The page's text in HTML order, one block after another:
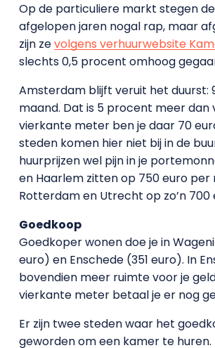
Op de particuliere markt stegen
afgelopen jaren nogal rap, maar
zijn zevolgens verhuurwebsite
slechts 0,5 procent omhoog
Amsterdam blijft veruit het duurst:
maand. Dat is 5 procent meer dan
vierkante meter ben je daar 70
steden komen hier niet bij in de
huurprijzen wel pijn in je
en Haarlem zitten op 750 euro per
Rotterdam en Utrecht op zo’n 700
Goedkoop
Goedkoper wonen doe je in
euro) en Enschede (351 euro). In
bovendien meer ruimte voor je
vierkante meter betaal je er nog
Er zijn twee steden waar het
geworden om een kamer te huren.